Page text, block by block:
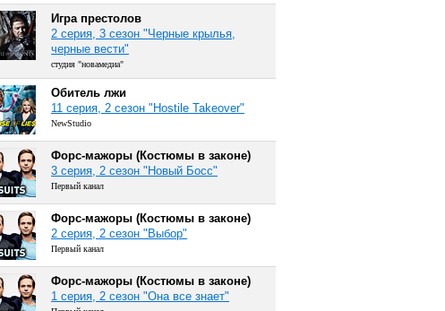
Игра престолов
2 серия, 3 сезон "Черные крылья,
черные вести"
студия "новамедиа"
Обитель лжи
11 серия, 2 сезон "Hostile Takeover"
NewStudio
Форс-мажоры (Костюмы в законе)
3 серия, 2 сезон "Новый Босс"
Первый канал
Форс-мажоры (Костюмы в законе)
2 серия, 2 сезон "Выбор"
Первый канал
Форс-мажоры (Костюмы в законе)
1 серия, 2 сезон "Она все знает"